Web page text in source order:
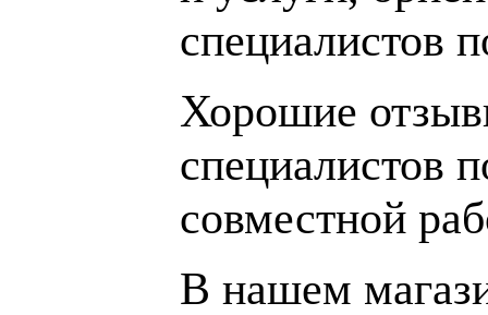
специалистов
Хорошие
специалистов
совместной
В нашем